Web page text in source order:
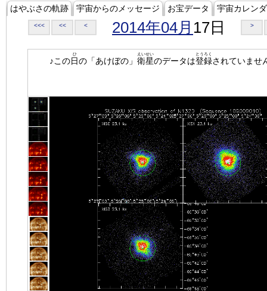
はやぶさの軌跡 宇宙からのメッセージ お宝データ 宇宙カレン
<<< << < 2014年04月 17日 >
♪この日
ひ
の「あけぼの」 衛星
えいせい
のデータは登録
とうろく
されていませ